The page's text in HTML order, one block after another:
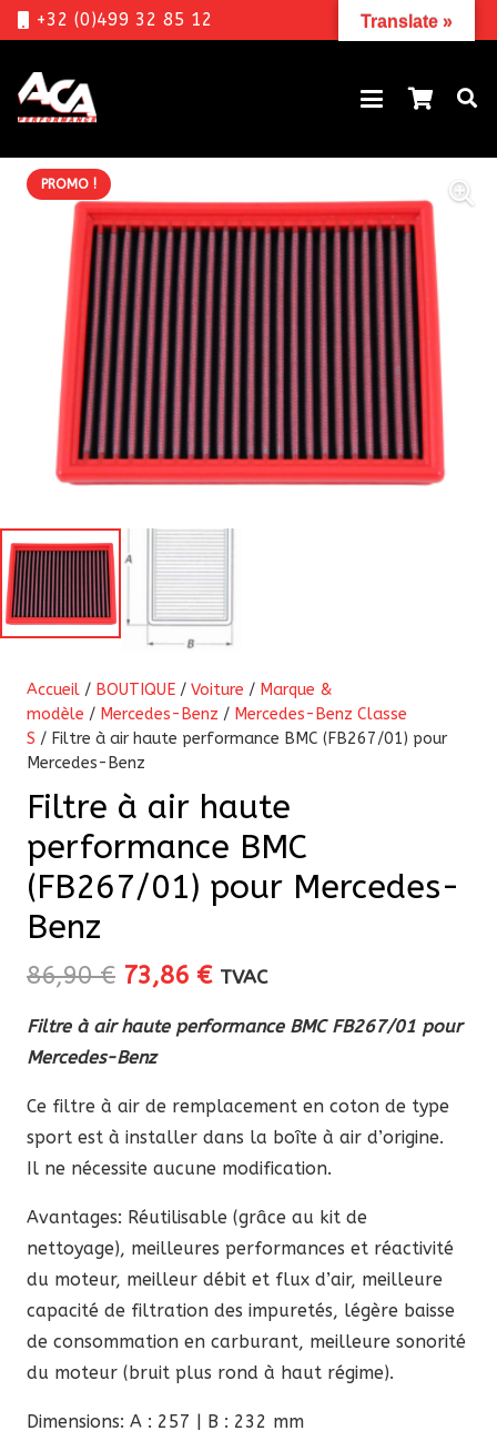
+32 (0)499 32 85 12
PROMO !
Accueil / BOUTIQUE / Voiture / Marque &
modèle / Mercedes-Benz / Mercedes-Benz Classe
S / Filtre à air haute performance BMC (FB267/01) pour
Mercedes-Benz
Filtre à air haute
performance BMC
(FB267/01) pour Mercedes-
Benz
86,90€ Le
initial
était :
86,90 €.
73,86 €Le
actuel
73,86 €.
TVAC
Filtre à air haute performance BMC FB267/01 pour
Mercedes-Benz
Ce filtre à air de remplacement en coton de type
sport est à installer dans la boîte à air d’origine.
Il ne nécessite aucune modification.
Avantages: Réutilisable (grâce au kit de
nettoyage), meilleures performances et réactivité
du moteur, meilleur débit et flux d’air, meilleure
capacité de filtration des impuretés, légère baisse
de consommation en carburant, meilleure sonorité
du moteur (bruit plus rond à haut régime).
Dimensions: A : 257 | B : 232 mm
Translate »